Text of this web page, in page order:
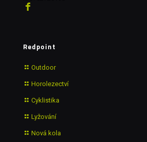
Redpoint
Outdoor
Horolezectví
Cyklistika
Lyžování
Nová kola